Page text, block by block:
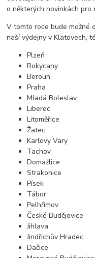
o některých novinkách pro
V tomto roce bude možné
naší výdejny v Klatovech,
Plzeň
Rokycany
Beroun
Praha
Mladá Boleslav
Liberec
Litoměřice
Žatec
Karlovy Vary
Tachov
Domažlice
Strakonice
Písek
Tábor
Pelhřimov
České Budějovice
Jihlava
Jindřichův Hradec
Dačice